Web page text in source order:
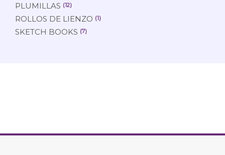
PLUMILLAS (12)
ROLLOS DE LIENZO (1)
SKETCH BOOKS (7)